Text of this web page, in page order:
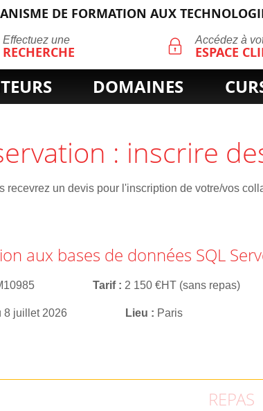
DE FORMATION AUX
Effectuez une
RECHERCHE
RECHERCHE Accédez à
ESPACE
DOMAINES
: inscrire
recevrez un devis pour l'inscription de votre/vos
aux bases de données SQL
Tarif 2 150 €HT (sans repas)
8 juillet 2026 Lieu Paris
REPAS